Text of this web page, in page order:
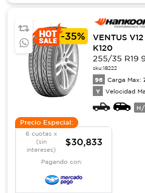
-35%
VENTUS
K120
255/35 R19
sku:18222
96 Carga Max:
Y Velocidad
Precio Especial:
6 cuotas x
(sin
intereses)
$30,833
Pagando con: